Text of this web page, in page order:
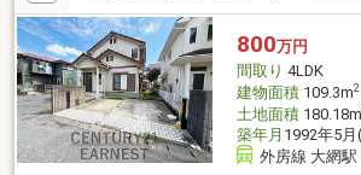
800万円
間取り 4LDK
建物面積109.3m2
土地面積180.18m
築年月 1992年5
外房線 大網駅